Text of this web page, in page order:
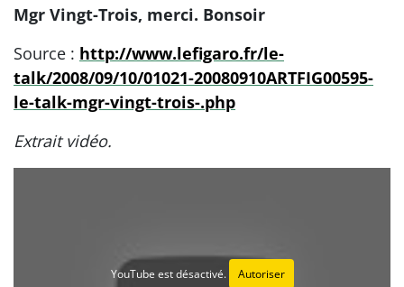
Mgr Vingt-Trois, merci. Bonsoir
Source : http://www.lefigaro.fr/le-
talk/2008/09/10/01021-20080910ARTFIG00595-
le-talk-mgr-vingt-trois-.php
Extrait vidéo.
YouTube est désactivé. Autoriser